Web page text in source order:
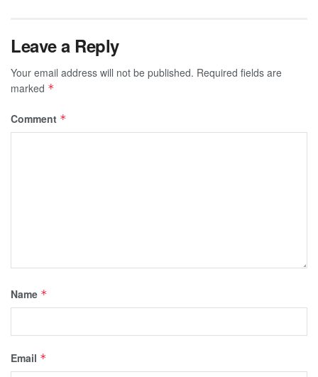
Leave a Reply
Your email address will not be published. Required fields are
marked *
Comment *
Name *
Email *